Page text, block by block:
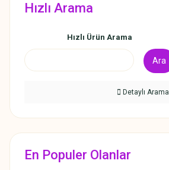
Hızlı Arama
Hızlı Ürün Arama
Ara
Detaylı Arama
En Populer Olanlar